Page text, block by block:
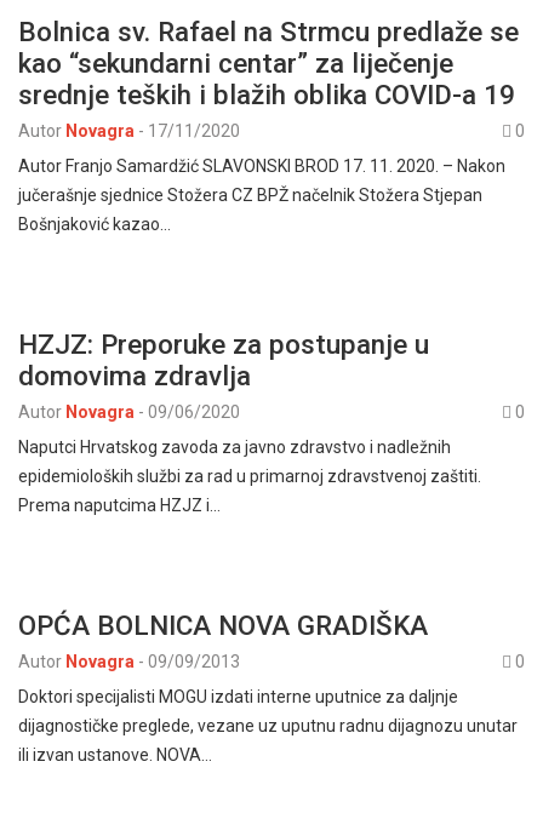
Bolnica sv. Rafael na Strmcu predlaže se
kao “sekundarni centar” za liječenje
srednje teških i blažih oblika COVID-a 19
Autor Novagra - 17/11/2020
0
Autor Franjo Samardžić SLAVONSKI BROD 17. 11. 2020. – Nakon
jučerašnje sjednice Stožera CZ BPŽ načelnik Stožera Stjepan
Bošnjaković kazao…
HZJZ: Preporuke za postupanje u
domovima zdravlja
Autor Novagra - 09/06/2020
0
Naputci Hrvatskog zavoda za javno zdravstvo i nadležnih
epidemioloških službi za rad u primarnoj zdravstvenoj zaštiti.
Prema naputcima HZJZ i…
OPĆA BOLNICA NOVA GRADIŠKA
Autor Novagra - 09/09/2013
0
Doktori specijalisti MOGU izdati interne uputnice za daljnje
dijagnostičke preglede, vezane uz uputnu radnu dijagnozu unutar
ili izvan ustanove. NOVA…